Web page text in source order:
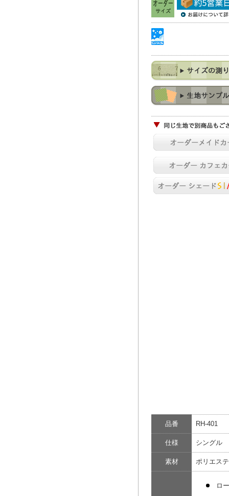
品番 RH-401
仕様 シングル
素材 ポリエス
ロ